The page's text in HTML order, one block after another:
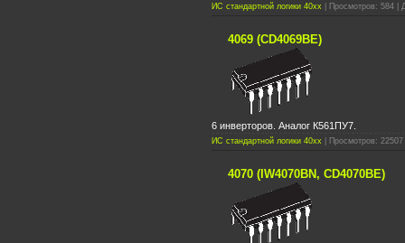
ИС стандартной логики 40xx | Просмотров: 584 |
4069 (CD4069BE)
6 инверторов. Аналог К561ПУ7.
ИС стандартной логики 40xx | Просмотров:
4070 (IW4070BN, CD4070BE)